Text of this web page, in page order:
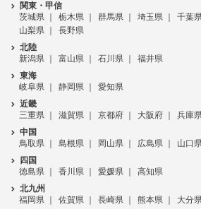
関東・甲信
茨城県
栃木県 群馬県 埼玉県 千葉
山梨県
長野県
北陸
新潟県
富山県 石川県
福井県
東海
岐阜県
静岡県
愛知県
近畿
三重県
滋賀県 京都府 大阪府 兵庫
中国
鳥取県
島根県 岡山県 広島県
山口
四国
徳島県
香川県 愛媛県
高知県
北九州
福岡県
佐賀県 長崎県 熊本県 大分